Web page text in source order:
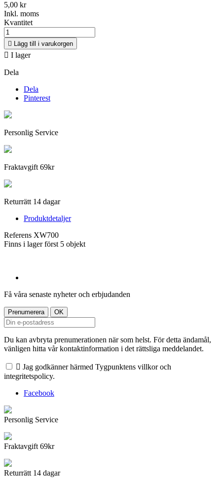
5,00 kr
Inkl. moms
Kvantitet
 Lägg till i varukorgen
 I lager
Dela
Dela
Pinterest
Personlig Service
Fraktavgift 69kr
Returrätt 14 dagar
Produktdetaljer
Referens XW700
Finns i lager först 5 objekt
Få våra senaste nyheter och erbjudanden
Du kan avbryta prenumerationen när som helst. För detta ändamål,
vänligen hitta vår kontaktinformation i det rättsliga meddelandet.
 Jag godkänner härmed Tygpunktens villkor och
integritetspolicy.
Facebook
Personlig Service
Fraktavgift 69kr
Returrätt 14 dagar